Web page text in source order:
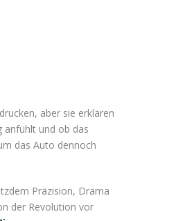
aber sie erklären
anfühlt und ob das
das Auto dennoch
Präzision, Drama
der Revolution vor